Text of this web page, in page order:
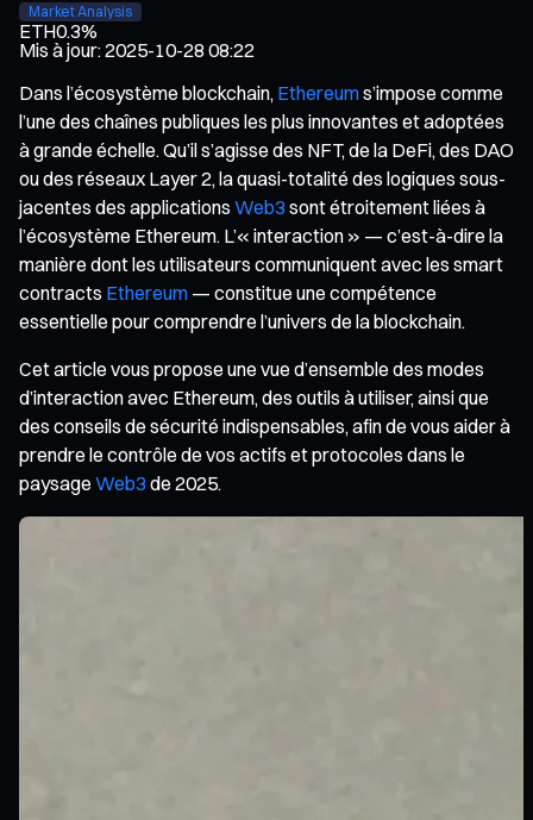
Market Analysis
ETH0.3%
Mis à jour:2025-10-28 08:22
Dans l’écosystème blockchain, Ethereums’impose comme
l’une des chaînes publiques les plus innovantes et adoptées
à grande échelle. Qu’il s’agisse des NFT, de la DeFi, des DAO
ou des réseaux Layer 2, la quasi-totalité des logiques sous-
jacentes des applications Web3 sont étroitement liées à
l’écosystème Ethereum. L’« interaction » — c’est-à-dire la
manière dont les utilisateurs communiquent avec les smart
contracts Ethereum — constitue une compétence
essentielle pour comprendre l’univers de la blockchain.
Cet article vous propose une vue d’ensemble des modes
d’interaction avec Ethereum, des outils à utiliser, ainsi que
des conseils de sécurité indispensables, afin de vous aider à
prendre le contrôle de vos actifs et protocoles dans le
paysage Web3 de 2025.